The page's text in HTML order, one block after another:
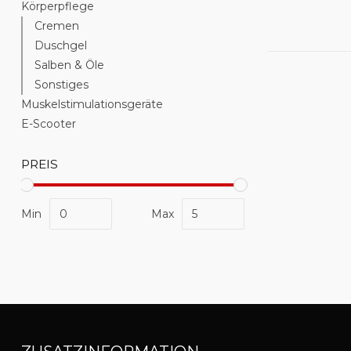
Körperpflege
Cremen
Duschgel
Salben & Öle
Sonstiges
Muskelstimulationsgeräte
E-Scooter
PREIS
Min Max